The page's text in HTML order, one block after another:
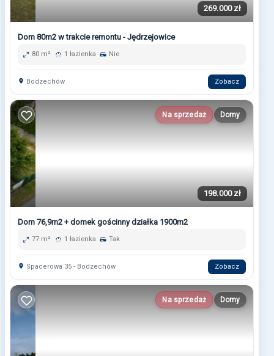
269.000 zł
Dom 80m2 w trakcie remontu - Jędrzejowice
80 m² 1 łazienka Nie
Bodzechów Zobacz
Na sprzedaż Domy
198.000 zł
Dom 76,9m2 + domek gościnny działka 1900m2
77 m² 1 łazienka Tak
Spacerowa 35 - Bodzechów Zobacz
Na sprzedaż Domy